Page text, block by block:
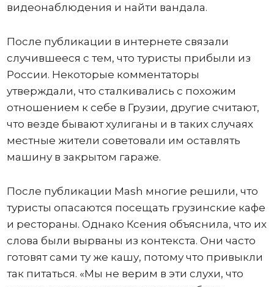
видеонаблюдения и найти вандала.
После публикации в интернете связали
случившееся с тем, что туристы прибыли из
России. Некоторые комментаторы
утверждали, что сталкивались с похожим
отношением к себе в Грузии, другие считают,
что везде бывают хулиганы и в таких случаях
местные жители советовали им оставлять
машину в закрытом гараже.
После публикации Mash многие решили, что
туристы опасаются посещать грузинские кафе
и рестораны. Однако Ксения объяснила, что их
слова были вырваны из контекста. Они часто
готовят сами ту же кашу, потому что привыкли
так питаться. «Мы не верим в эти слухи, что